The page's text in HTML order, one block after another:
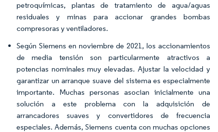
petroquímicas, plantas de tratamiento de agua/aguas
residuales y minas para accionar grandes bombas
compresoras y ventiladores.
Según Siemens en noviembre de 2021, los accionamientos
de media tensión son particularmente atractivos a
potencias nominales muy elevadas. Ajustar la velocidad y
garantizar un arranque suave del sistema es especialmente
importante. Muchas personas asocian inicialmente una
solución a este problema con la adquisición de
arrancadores suaves y convertidores de frecuencia
especiales. Además, Siemens cuenta con muchas opciones